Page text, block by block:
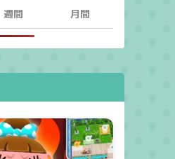
週間 月間